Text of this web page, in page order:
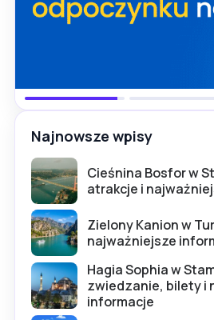
Najnowsze wpisy
Cieśnina Bosfor w
atrakcje i
Zielony Kanion w
najważniejsze
Hagia Sophia w
zwiedzanie, bilety i
informacje